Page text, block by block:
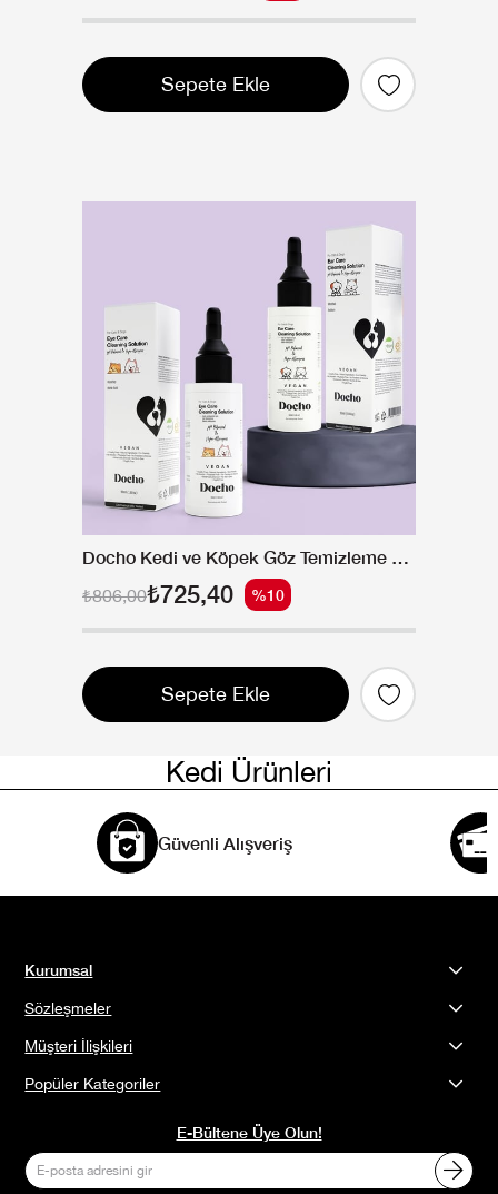
Sepete Ekle
Docho Kedi ve Köpek Göz Temizleme Bakım Solüsyonu 50 ml ve Kulak Temizleme Bakım Solüsyonu 50 ML Seti
₺725,40
₺806,00 %10
Sepete Ekle
Kedi Ürünleri
Güvenli Alışveriş
Kurumsal
Sözleşmeler
Müşteri İlişkileri
Popüler Kategoriler
E-Bültene Üye Olun!